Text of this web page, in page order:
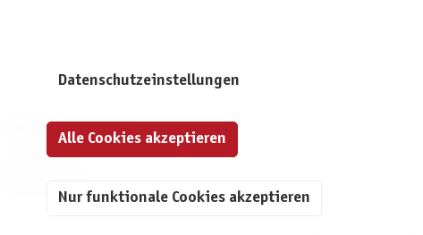
INFORMATIONEN
Datenschutzeinstellungen
Nur funktionale Cookies akzeptieren
Alle Cookies akzeptieren